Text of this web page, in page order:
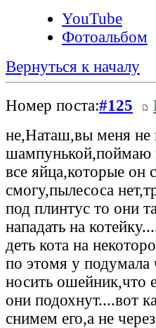
YouTube
Фотоальбом
Вернуться к началу
Номер поста:#125
не,Наташ,вы меня не
шампунькой,поймаю
все яйца,которые он
смогу,пылесоса
под плинтус то они
нападать на
деть кота на
по этомя у подумала
носить ошейник,что
они подохнут....вот
снимем его,а не